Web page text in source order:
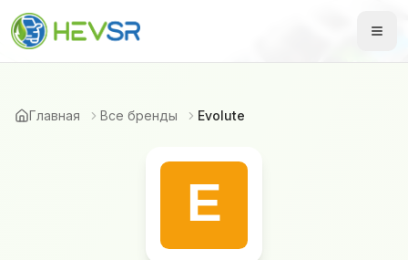
Главная Все бренды Evolute